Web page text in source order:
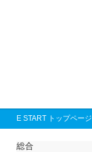
E START トップページ
総合